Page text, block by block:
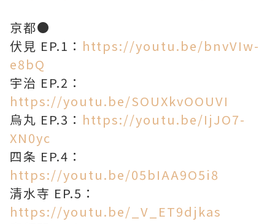
京都●
伏見 EP.1： https://youtu.be/bnvVIw-
e8bQ
宇治 EP.2：
https://youtu.be/SOUXkvOOUVI
烏丸 EP.3： https://youtu.be/IjJO7-
XN0yc
四条 EP.4：
https://youtu.be/05bIAA9O5i8
清水寺 EP.5：
https://youtu.be/_V_ET9djkas